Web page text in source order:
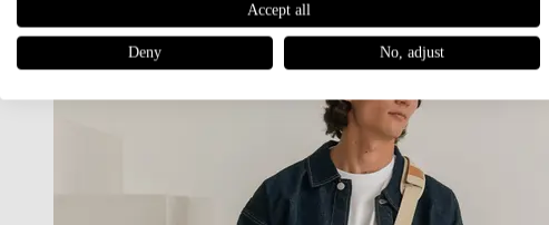
Accept all
Deny No, adjust